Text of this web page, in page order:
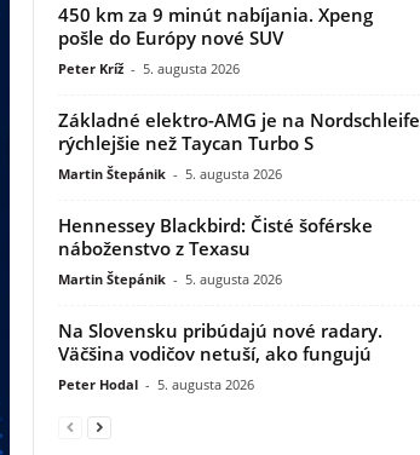
450 km za 9 minút nabíjania. Xpeng
pošle do Európy nové SUV
Peter Kríž - 5. augusta 2026
Základné elektro-AMG je na Nordschleife
rýchlejšie než Taycan Turbo S
Martin Štepánik - 5. augusta 2026
Hennessey Blackbird: Čisté šoférske
náboženstvo z Texasu
Martin Štepánik - 5. augusta 2026
Na Slovensku pribúdajú nové radary.
Väčšina vodičov netuší, ako fungujú
Peter Hodal - 5. augusta 2026